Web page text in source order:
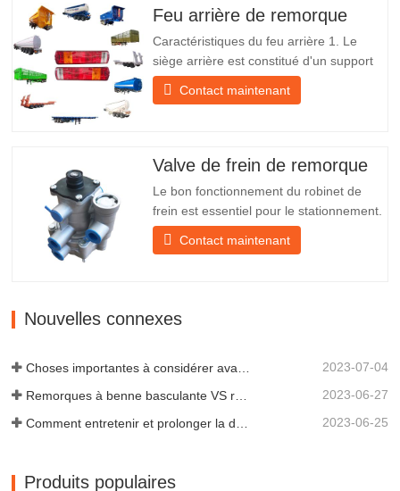
expédition À propos de nous Chengda
Group est un fabricant chinois de…
Feu arrière de remorque
Caractéristiques du feu arrière 1. Le
siège arrière est constitué d'un support
en fer, beaucoup plus résistant que
d'autres matériaux. Des vis et des écrous
l'abat-jour pour mieux protéger l'abat-jour
Contact maintenant
Valve de frein de remorque
Le bon fonctionnement du robinet de
frein est essentiel pour le stationnement.
Il assure un freinage en douceur de la
remorque. Fondée en 2005, Chengda
scientifiques et une équipe…
Contact maintenant
Nouvelles connexes
2023-07-04
2023-06-27
Comment entretenir et prolonger la durée de vie des remorques à benne basculante ? 2023-06-25
Produits populaires